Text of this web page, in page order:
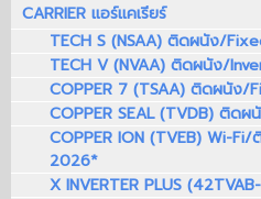
CARRIER แอร์แคเรียร์
TECH S (NSAA) ติดผนัง/
TECH V (NVAA) ติดผนัง/
COPPER 7 (TSAA) ติดผนัง/
COPPER SEAL (TVDB) ติด
COPPER ION (TVEB) Wi-
2026*
X INVERTER PLUS